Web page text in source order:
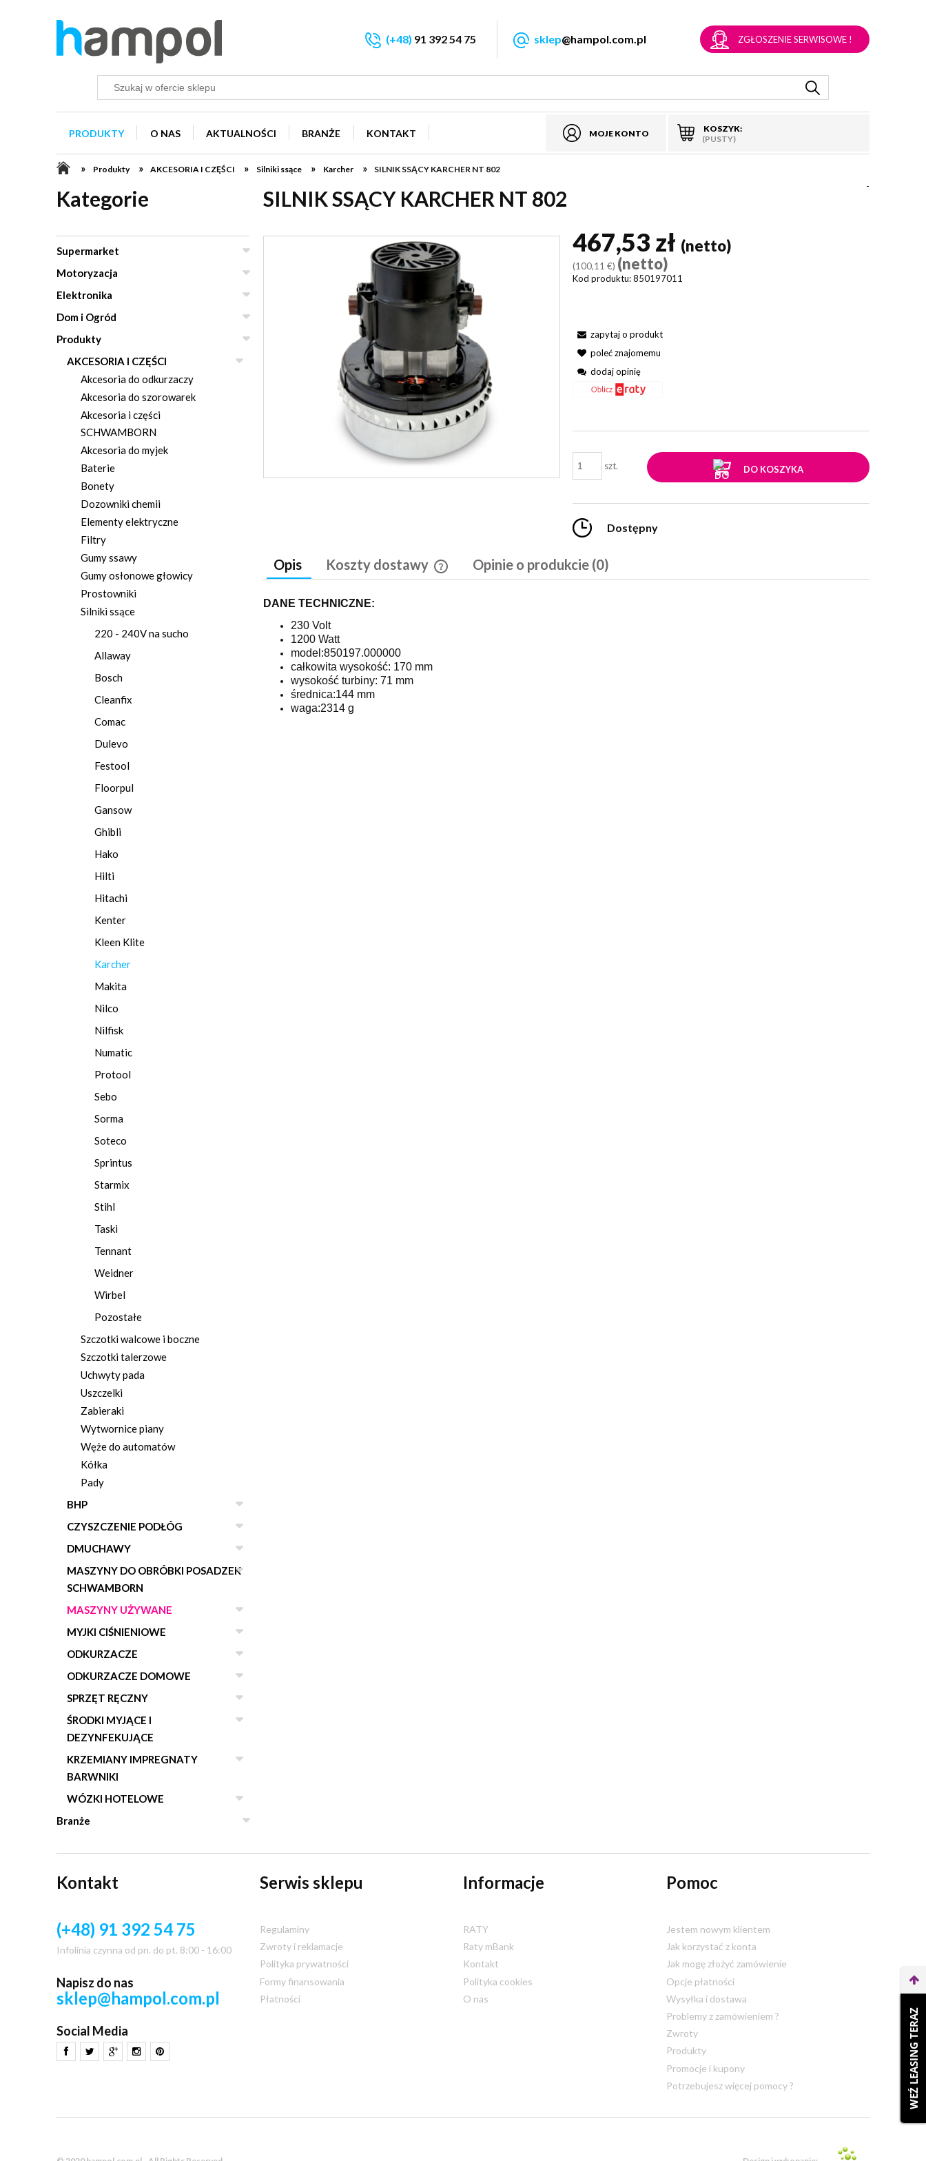
MOJE KONTO
KOSZYK:
(PUSTY)
(+48) 91 392 54 75 sklep@hampol.com.pl ZGŁOSZENIE SERWISOWE !
PRODUKTY O NAS AKTUALNOŚCI BRANŻE KONTAKT
» Produkty » AKCESORIA I CZĘŚCI » Silniki ssące » Karcher » SILNIK SSĄCY KARCHER NT 802
Kategorie
Supermarket
Motoryzacja
Elektronika
Dom i Ogród
Produkty
AKCESORIA I CZĘŚCI
Akcesoria do odkurzaczy
Akcesoria do szorowarek
Akcesoria i części
SCHWAMBORN
Akcesoria do myjek
Baterie
Bonety
Dozowniki chemii
Elementy elektryczne
Filtry
Gumy ssawy
Gumy osłonowe głowicy
Prostowniki
Silniki ssące
220 - 240V na sucho
Allaway
Bosch
Cleanfix
Comac
Dulevo
Festool
Floorpul
Gansow
Ghibli
Hako
Hilti
Hitachi
Kenter
Kleen Klite
Karcher
Makita
Nilco
Nilfisk
Numatic
Protool
Sebo
Sorma
Soteco
Sprintus
Starmix
Stihl
Taski
Tennant
Weidner
Wirbel
Pozostałe
Szczotki walcowe i boczne
Szczotki talerzowe
Uchwyty pada
Uszczelki
Zabieraki
Wytwornice piany
Węże do automatów
Kółka
Pady
BHP
CZYSZCZENIE PODŁÓG
DMUCHAWY
MASZYNY DO OBRÓBKI POSADZEK
SCHWAMBORN
MASZYNY UŻYWANE
MYJKI CIŚNIENIOWE
ODKURZACZE
ODKURZACZE DOMOWE
SPRZĘT RĘCZNY
ŚRODKI MYJĄCE I
DEZYNFEKUJĄCE
KRZEMIANY IMPREGNATY
BARWNIKI
WÓZKI HOTELOWE
Branże
SILNIK SSĄCY KARCHER NT 802 -
467,53 zł (netto)
(100,11 €) (netto)
Kod produktu: 850197011
zapytaj o produkt
poleć znajomemu
dodaj opinię
szt. DO KOSZYKA
Dostępny
Opis Koszty dostawy Opinie o produkcie (0)
DANE TECHNICZNE:
230 Volt
1200 Watt
model:850197.000000
całkowita wysokość: 170 mm
wysokość turbiny: 71 mm
średnica:144 mm
waga:2314 g
Kontakt
(+48) 91 392 54 75
Infolinia czynna od pn. do pt. 8:00 - 16:00
Napisz do nas
sklep@hampol.com.pl
Social Media
Serwis sklepu
Regulaminy
Zwroty i reklamacje
Polityka prywatności
Formy finansowania
Płatności
Informacje
RATY
Raty mBank
Kontakt
Polityka cookies
O nas
Pomoc
Jestem nowym klientem
Jak korzystać z konta
Jak mogę złożyć zamówienie
Opcje płatności
Wysyłka i dostawa
Problemy z zamówieniem ?
Zwroty
Produkty
Promocje i kupony
Potrzebujesz więcej pomocy ?
WEŹ LEASING TERAZ